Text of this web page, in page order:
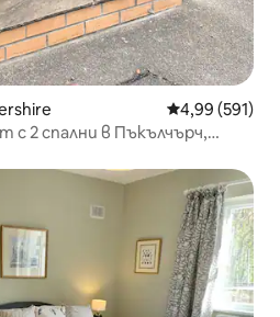
Средна
4,99 (591)
с 2 спални в Пъкълчърч,